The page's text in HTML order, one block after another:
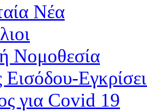
Νέα
Νομοθεσία
Εισόδου-
για Covid 19